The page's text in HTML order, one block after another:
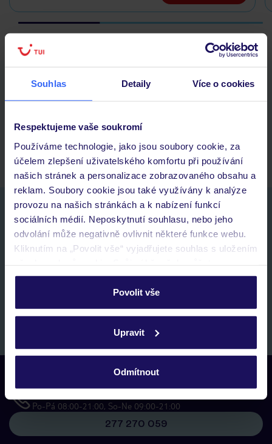
Souhlas Detaily Více o cookies
Respektujeme vaše soukromí
Používáme technologie, jako jsou soubory cookie, za
účelem zlepšení uživatelského komfortu při používání
našich stránek a personalizace zobrazovaného obsahu a
reklam. Soubory cookie jsou také využívány k analýze
provozu na našich stránkách a k nabízení funkcí
sociálních médií. Neposkytnutí souhlasu, nebo jeho
odvolání může negativně ovlivnit některé funkce webu.
Kliknutím na „Povolit vše“ vyjadřujete souhlas s uložením
personalizovat v sekci „Personalizace“.
Podrobné informace o souborech cookie naleznete v
ochrany osobních údajů.
Povolit vše
Upravit
Odmítnout
Stáhněte si bezplatnou aplikaci TUI
historie vyhledávání a naposledy zobrazené nabídky
kontakt s TUI a všechny informace o tvé rezervaci v myTUI
Nezapomeňte se podívat do vaší e-mailové
schránky a registraci potvrdit!
Jméno:
Kontaktujte nás
Po-Pá 08:00-21:00, So-Ne 09:00-21:00
277 270 059